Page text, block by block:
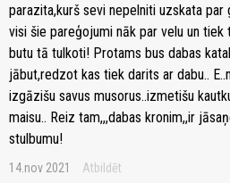
parazita,kurš sevi nepelniti uzskata par
visi šie pareģojumi nāk par velu un
butu tā tulkoti! Protams bus dabas
jābut,redzot kas tiek darits ar dabu..
izgāzišu savus musorus..izmetišu
maisu.. Reiz tam,,,dabas kronim,,ir
stulbumu!
14.nov 2021 Atbildēt